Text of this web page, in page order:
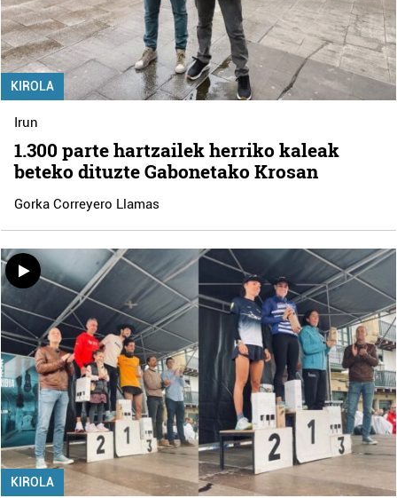
KIROLA
Irun
1.300 parte hartzailek herriko kaleak
beteko dituzte Gabonetako Krosan
Gorka Correyero Llamas
KIROLA